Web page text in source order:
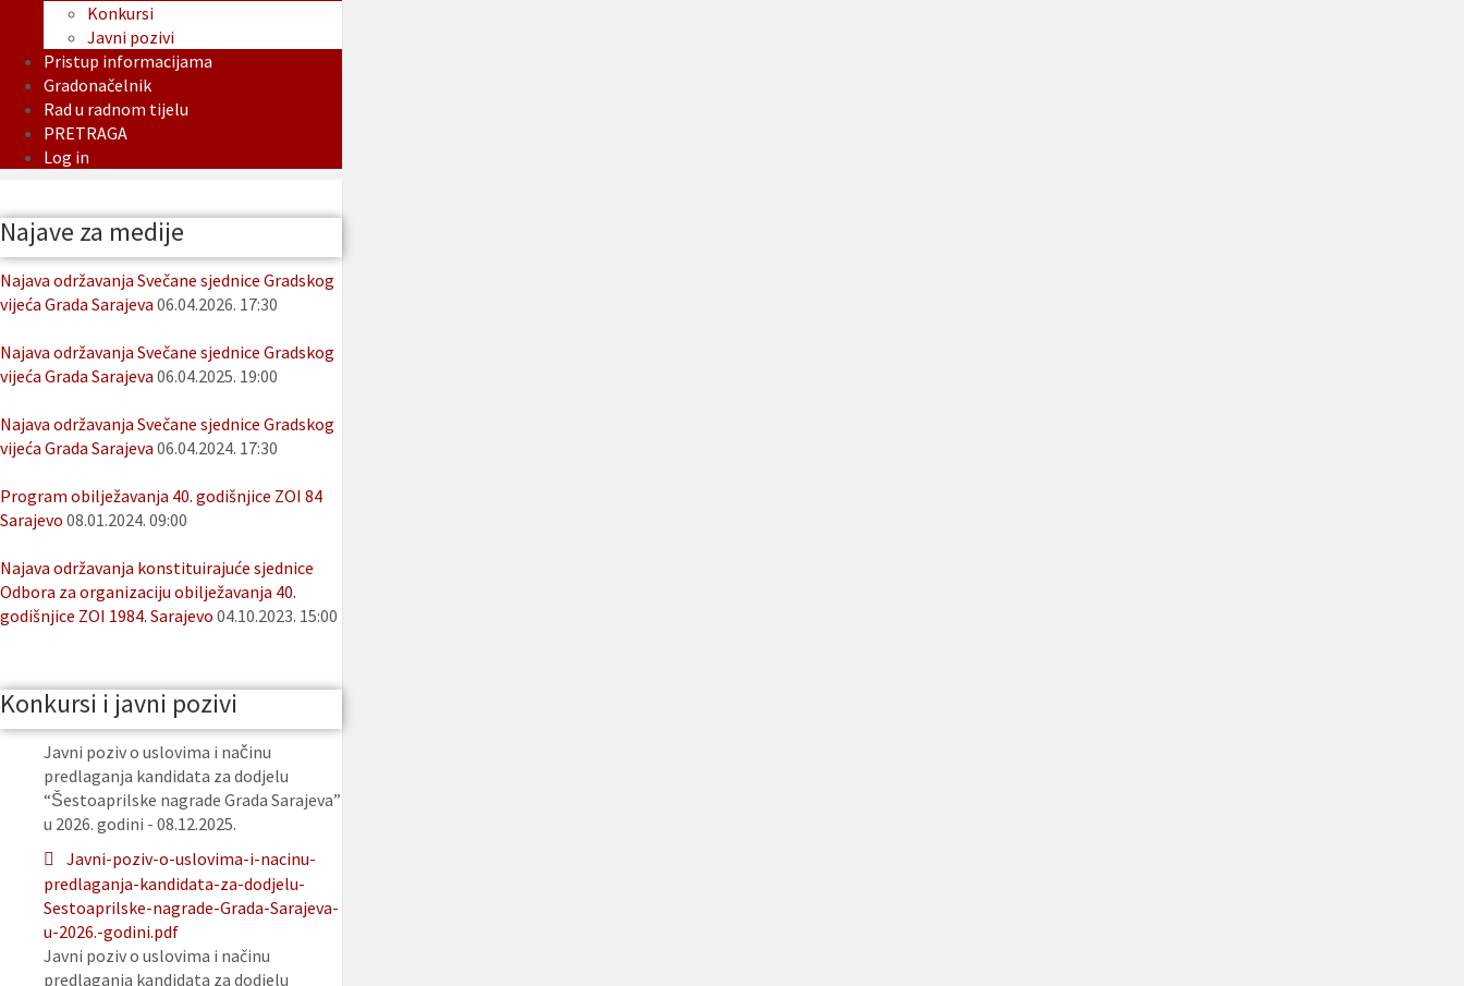
Konkursi
Javni pozivi
Pristup informacijama
Gradonačelnik
Rad u radnom tijelu
PRETRAGA
Log in
Najave za medije
Najava održavanja Svečane sjednice Gradskog
vijeća Grada Sarajeva 06.04.2026. 17:30
Najava održavanja Svečane sjednice Gradskog
vijeća Grada Sarajeva 06.04.2025. 19:00
Najava održavanja Svečane sjednice Gradskog
vijeća Grada Sarajeva 06.04.2024. 17:30
Program obilježavanja 40. godišnjice ZOI 84
Sarajevo 08.01.2024. 09:00
Najava održavanja konstituirajuće sjednice
Odbora za organizaciju obilježavanja 40.
godišnjice ZOI 1984. Sarajevo 04.10.2023. 15:00
Konkursi i javni pozivi
Javni poziv o uslovima i načinu
predlaganja kandidata za dodjelu
“Šestoaprilske nagrade Grada Sarajeva”
u 2026. godini - 08.12.2025.
Javni-poziv-o-uslovima-i-nacinu-
predlaganja-kandidata-za-dodjelu-
Sestoaprilske-nagrade-Grada-Sarajeva-
u-2026.-godini.pdf
Javni poziv o uslovima i načinu
predlaganja kandidata za dodjelu